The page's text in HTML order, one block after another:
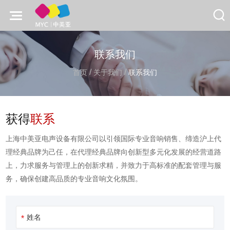
联系我们
首页/ 关于我们 /联系我们
获得联系
上海中美亚电声设备有限公司以引领国际专业音响销售、缔造沪上代
理经典品牌为己任，在代理经典品牌向创新型多元化发展的经营道路
上，力求服务与管理上的创新求精，并致力于高标准的配套管理与服
务，确保创建高品质的专业音响文化氛围。